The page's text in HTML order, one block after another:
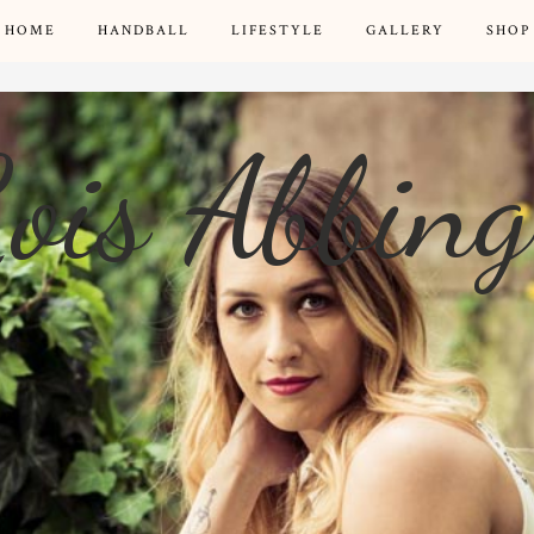
HOME HANDBALL LIFESTYLE GALLERY SHOP